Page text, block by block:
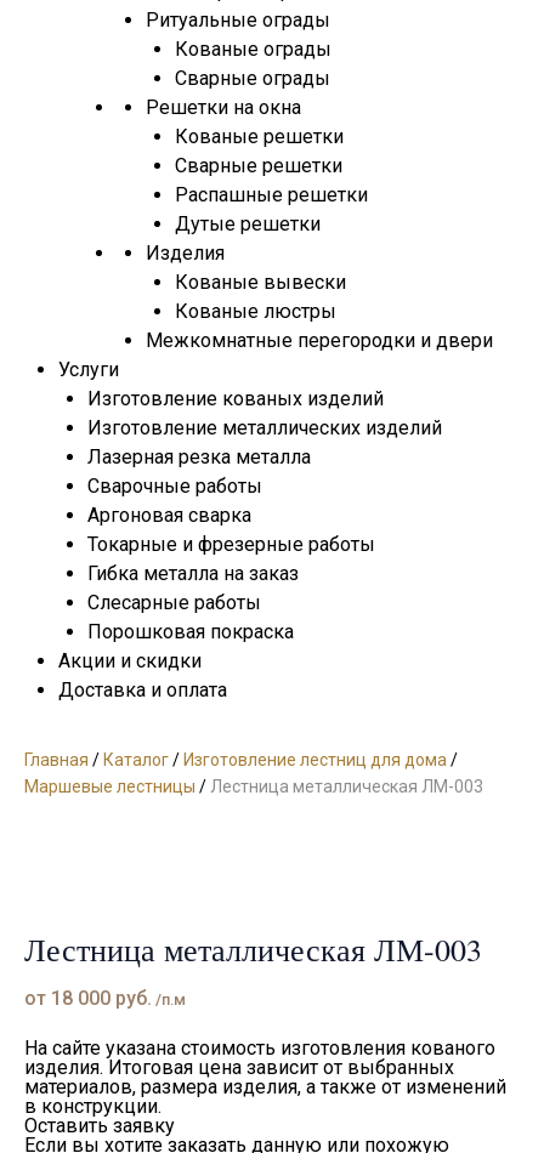
Ритуальные ограды
Кованые ограды
Сварные ограды
Решетки на окна
Кованые решетки
Сварные решетки
Распашные решетки
Дутые решетки
Изделия
Кованые вывески
Кованые люстры
Межкомнатные перегородки и двери
Услуги
Изготовление кованых изделий
Изготовление металлических изделий
Лазерная резка металла
Сварочные работы
Аргоновая сварка
Токарные и фрезерные работы
Гибка металла на заказ
Слесарные работы
Порошковая покраска
Акции и скидки
Доставка и оплата
Главная /Каталог/Изготовление лестниц для дома /
Маршевые лестницы / Лестница металлическая ЛМ-003
Лестница металлическая ЛМ-003
от 18 000 руб. /п.м
На сайте указана стоимость изготовления кованого
изделия. Итоговая цена зависит от выбранных
материалов, размера изделия, а также от изменений
в конструкции.
Оставить заявку
Если вы хотите заказать данную или похожую